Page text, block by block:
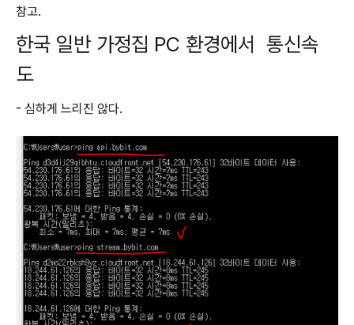
참고.
한국 일반 가정집 PC 환경에서 통신속
도
- 심하게 느리진 않다.